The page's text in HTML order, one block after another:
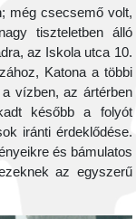
még csecsemő volt,
tiszteletben álló
az Iskola utca 10.
Katona a többi
vízben, az ártérben
később a folyót
iránti érdeklődése.
és bámulatos
az egyszerű